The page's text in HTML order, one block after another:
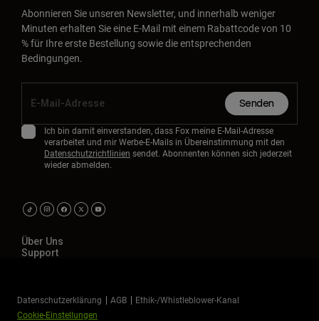
Abonnieren Sie unseren Newsletter, und innerhalb weniger
Minuten erhalten Sie eine E-Mail mit einem Rabattcode von 10
% für Ihre erste Bestellung sowie die entsprechenden
Bedingungen.
Senden
Ich bin damit einverstanden, dass Fox meine E-Mail-Adresse
verarbeitet und mir Werbe-E-Mails in Übereinstimmung mit den
Datenschutzrichtlinien sendet. Abonnenten können sich jederzeit
wieder abmelden.
Über Uns
Support
Datenschutzerklärung AGB
Ethik-/Whistleblower-Kanal
Cookie-Einstellungen